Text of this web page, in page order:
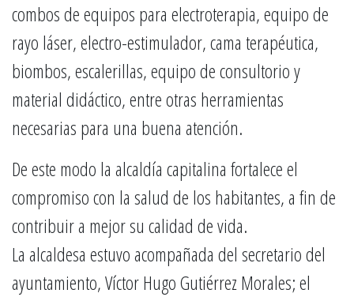
combos de equipos para electroterapia, equipo de
rayo láser, electro-estimulador, cama terapéutica,
biombos, escalerillas, equipo de consultorio y
material didáctico, entre otras herramientas
necesarias para una buena atención.
De este modo la alcaldía capitalina fortalece el
compromiso con la salud de los habitantes, a fin de
contribuir a mejor su calidad de vida.
La alcaldesa estuvo acompañada del secretario del
ayuntamiento, Víctor Hugo Gutiérrez Morales; el